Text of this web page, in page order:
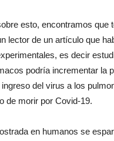
esto, encontramos que
lector de un artículo que
es decir
podría incrementar la
del virus a los
de morir por Covid-19.
en humanos se